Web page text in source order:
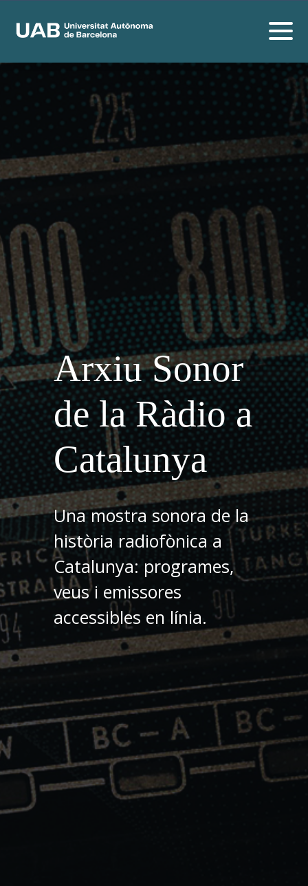
Arxiu Sonor
de la Ràdio a
Catalunya
Una mostra sonora de la
història radiofònica a
Catalunya: programes,
veus i emissores
accessibles en línia.